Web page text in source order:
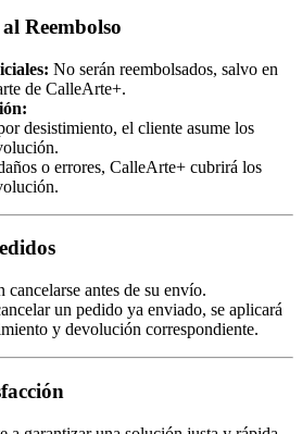
Reembolso
No serán reembolsados, salvo en
de CalleArte+.
desistimiento, el cliente asume los
o errores, CalleArte+ cubrirá los
cancelarse antes de su envío.
un pedido ya enviado, se aplicará
y devolución correspondiente.